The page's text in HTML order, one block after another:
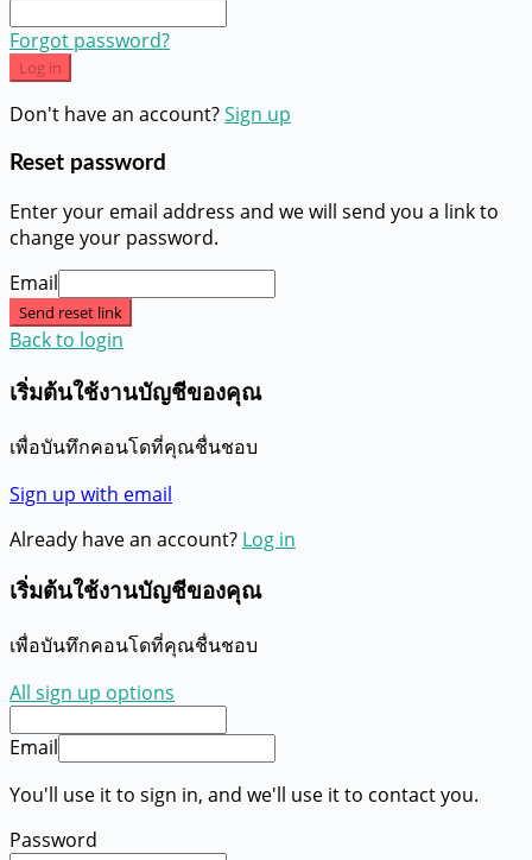
Forgot password?
Log in
Don't have an account?Sign up
Reset password
Enter your email address and we will send you a link to
change your password.
Email
Send reset link
Back to login
เริ่มต้นใช้งานบัญชีของคุณ
เพื่อบันทึกคอนโดที่คุณชื่นชอบ
Sign up with email
Already have an account? Log in
เริ่มต้นใช้งานบัญชีของคุณ
เพื่อบันทึกคอนโดที่คุณชื่นชอบ
All sign up options
Email
You'll use it to sign in, and we'll use it to contact you.
Password